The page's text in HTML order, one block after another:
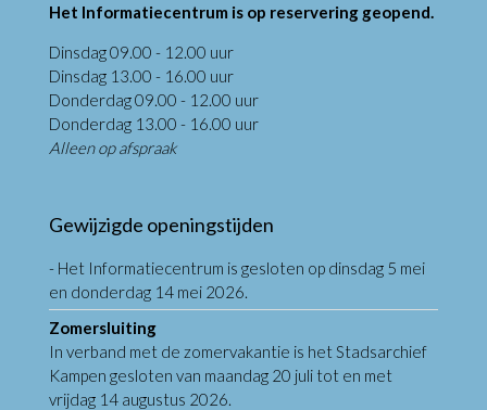
Het Informatiecentrum is op reservering geopend.
Dinsdag 09.00 - 12.00 uur
Dinsdag 13.00 - 16.00 uur
Donderdag 09.00 - 12.00 uur
Donderdag 13.00 - 16.00 uur
Alleen op afspraak
Gewijzigde openingstijden
- Het Informatiecentrum is gesloten op dinsdag 5 mei
en donderdag 14 mei 2026.
Zomersluiting
In verband met de zomervakantie is het Stadsarchief
Kampen gesloten van maandag 20 juli tot en met
vrijdag 14 augustus 2026.